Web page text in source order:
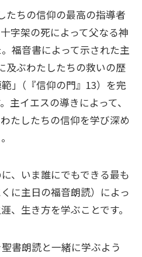
たちの信仰の最高の指導者
字架の死によって父なる神
福音書によって示された主
及ぶわたしたちの救いの歴
｣（『信仰の門』13）を完
主イエスの導きによって、
たしたちの信仰を学び深め
、いま誰にでもできる最も
に主日の福音朗読）によっ
、生き方を学ぶことです。
書朗読と一緒に学ぶよう